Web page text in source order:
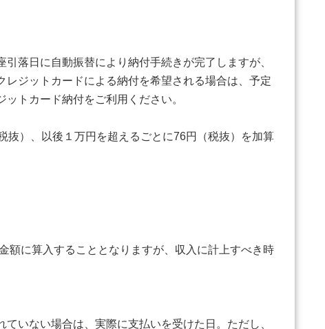
落日に自動振替により納付手続きが完了しますが、
ジットカードによる納付を希望される場合は、予定
トカード納付をご利用ください。
抜）、以後１万円を超えるごとに76円（税抜）を加算
に算入することとなりますが、収入に計上すべき時
ない場合は、実際に支払いを受けた日。ただし、